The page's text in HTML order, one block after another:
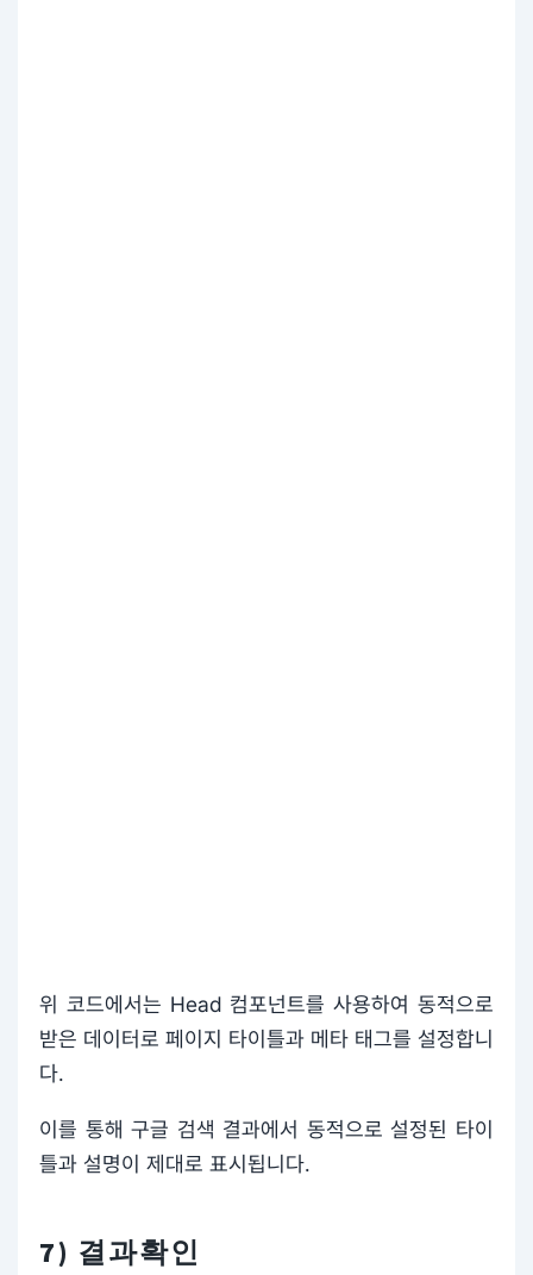
위 코드에서는 Head 컴포넌트를 사용하여 동적으로
받은 데이터로 페이지 타이틀과 메타 태그를 설정합니
다.
이를 통해 구글 검색 결과에서 동적으로 설정된 타이
틀과 설명이 제대로 표시됩니다.
7) 결과확인